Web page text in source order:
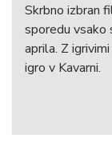
Brezplačne
izboru mlajšega
Peter Bratuša
Skrbno izbran
sporedu vsako
aprila. Z
igro v Kavarni.